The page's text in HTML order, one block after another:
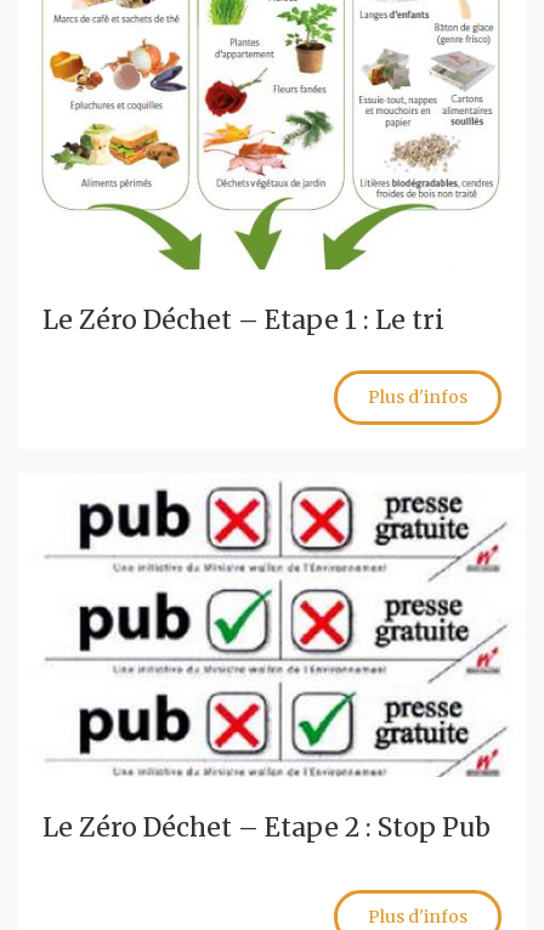
Le Zéro Déchet – Etape 1 : Le tri
Plus d'infos
Le Zéro Déchet – Etape 2 : Stop Pub
Plus d'infos